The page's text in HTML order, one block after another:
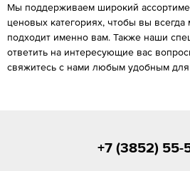
Мы поддерживаем широкий
ценовых категориях, чтобы вы всегда
подходит именно вам. Также наши
ответить на интересующие вас
свяжитесь с нами любым удобным для
+7 (3852) 55-